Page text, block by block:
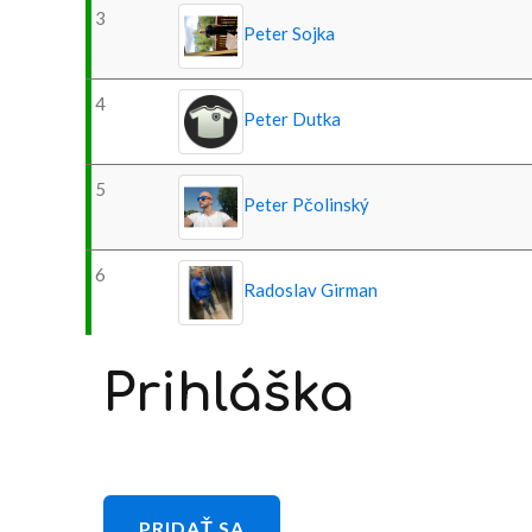
3
Peter Sojka
4
Peter Dutka
5
Peter Pčolinský
6
Radoslav Girman
Prihláška